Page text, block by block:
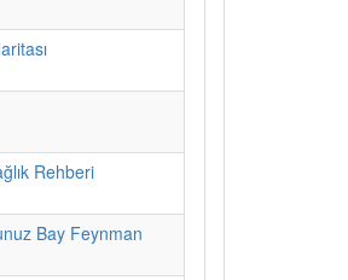
Rehberi
Bay Feynman